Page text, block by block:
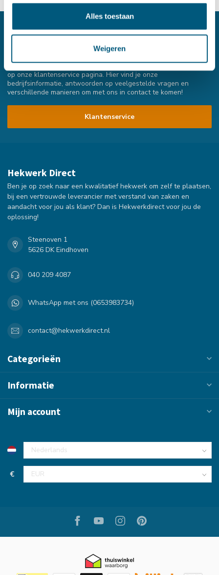
Alles toestaan
Weigeren
Persoonlijk contact met onze experts
Heb je vragen over onze producten of over je bestelling, kijk dan
op onze klantenservice pagina. Hier vind je onze
bedrijfsinformatie, antwoorden op veelgestelde vragen en
verschillende manieren om met ons in contact te komen!
Klantenservice
Hekwerk Direct
Ben je op zoek naar een kwalitatief hekwerk om zelf te plaatsen,
bij een vertrouwde leverancier met verstand van zaken en
aandacht voor jou als klant? Dan is Hekwerkdirect voor jou de
oplossing!
Steenoven 1
5626 DK Eindhoven
040 209 4087
WhatsApp met ons (0653983734)
contact@hekwerkdirect.nl
Categorieën
Informatie
Mijn account
€